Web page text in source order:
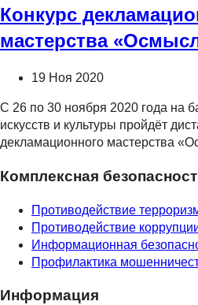
Конкурс
мастерства
19 Ноя 2020
С 26 по 30 ноября 2020 года на
искусств и культуры пройдёт
декламационного мастерства
Комплексная
Противодействие
Противодействие
Информационная
Профилактика
Информация